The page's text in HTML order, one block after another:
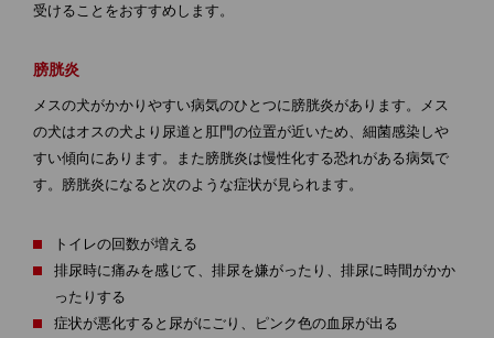
受けることをおすすめします。
膀胱炎
メスの犬がかかりやすい病気のひとつに膀胱炎があります。メス
の犬はオスの犬より尿道と肛門の位置が近いため、細菌感染しや
すい傾向にあります。また膀胱炎は慢性化する恐れがある病気で
す。膀胱炎になると次のような症状が見られます。
トイレの回数が増える
排尿時に痛みを感じて、排尿を嫌がったり、排尿に時間がかか
ったりする
症状が悪化すると尿がにごり、ピンク色の血尿が出る